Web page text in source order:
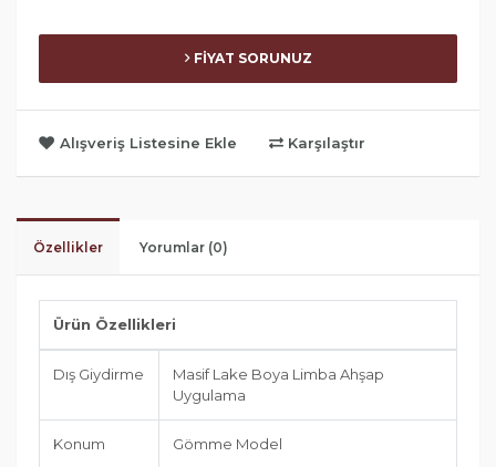
FİYAT SORUNUZ
Alışveriş Listesine Ekle Karşılaştır
Özellikler Yorumlar (0)
Ürün Özellikleri
Dış Giydirme
Masif Lake Boya Limba Ahşap
Uygulama
Konum Gömme Model